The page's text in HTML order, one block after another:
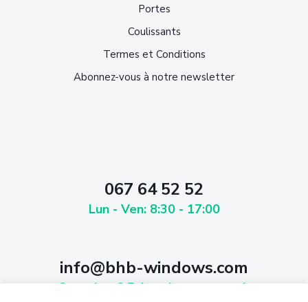
Portes
Coulissants
Termes et Conditions
Abonnez-vous à notre newsletter
067 64 52 52
Lun - Ven: 8:30 - 17:00
info@bhb-windows.com
Questions? Faites-le-nous savoir